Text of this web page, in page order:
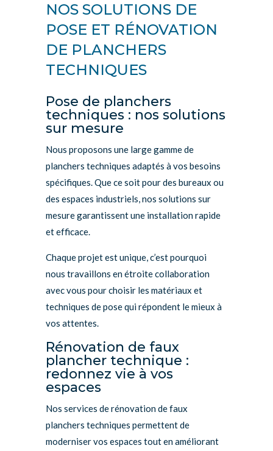
NOS SOLUTIONS DE
POSE ET RÉNOVATION
DE PLANCHERS
TECHNIQUES
Pose de planchers
techniques : nos solutions
sur mesure
Nous proposons une large gamme de
planchers techniques adaptés à vos besoins
spécifiques. Que ce soit pour des bureaux ou
des espaces industriels, nos solutions sur
mesure garantissent une installation rapide
et efficace.
Chaque projet est unique, c’est pourquoi
nous travaillons en étroite collaboration
avec vous pour choisir les matériaux et
techniques de pose qui répondent le mieux à
vos attentes.
Rénovation de faux
plancher technique :
redonnez vie à vos
espaces
Nos services de rénovation de faux
planchers techniques permettent de
moderniser vos espaces tout en améliorant